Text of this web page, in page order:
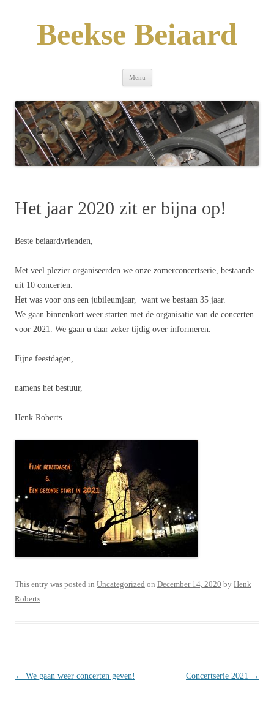
Beekse Beiaard
Menu
Het jaar 2020 zit er bijna op!
Beste beiaardvrienden,
Met veel plezier organiseerden we onze zomerconcertserie, bestaande
uit 10 concerten.
Het was voor ons een jubileumjaar, want we bestaan 35 jaar.
We gaan binnenkort weer starten met de organisatie van de concerten
voor 2021. We gaan u daar zeker tijdig over informeren.
Fijne feestdagen,
namens het bestuur,
Henk Roberts
This entry was posted in Uncategorized on December 14, 2020 by Henk
Roberts
Post
← We gaan weer concerten geven! Concertserie 2021 →